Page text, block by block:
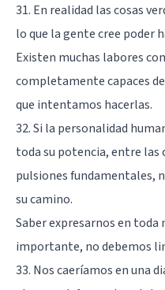
31. En realidad las cosas
lo que la gente cree poder
Existen muchas labores
completamente capaces
que intentamos hacerlas.
32. Si la personalidad
toda su potencia, entre las
pulsiones fundamentales,
su camino.
Saber expresarnos en toda
importante, no debemos
33. Nos caeríamos en una